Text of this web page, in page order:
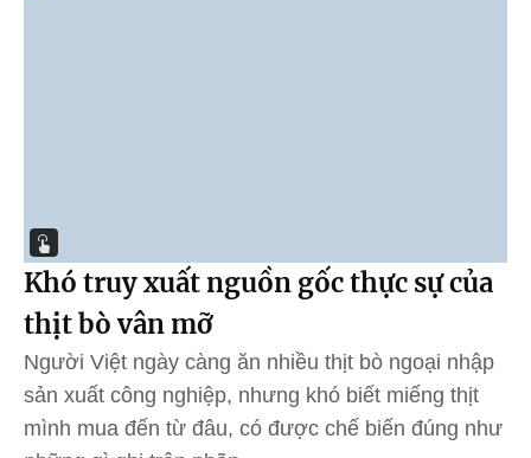
Khó truy xuất nguồn gốc thực sự của
thịt bò vân mỡ
Người Việt ngày càng ăn nhiều thịt bò ngoại nhập
sản xuất công nghiệp, nhưng khó biết miếng thịt
mình mua đến từ đâu, có được chế biến đúng như